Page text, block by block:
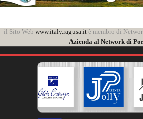
il Sito Web www.italy.ragusa.it è membro di
Azienda al Network di